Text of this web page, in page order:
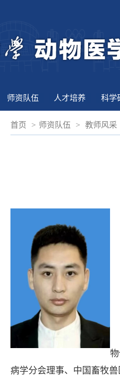
师资队伍 人才培养 科学
首页 > 师资队伍 > 教师风采
病学分会理事、中国畜牧